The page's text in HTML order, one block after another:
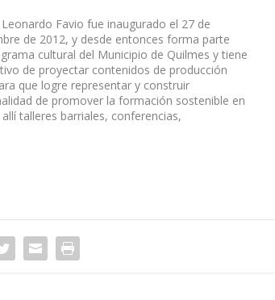
Leonardo Favio fue inaugurado el 27 de
de 2012, y desde entonces forma parte
cultural del Municipio de Quilmes y tiene
de proyectar contenidos de producción
que logre representar y construir
de promover la formación sostenible en
talleres barriales, conferencias,